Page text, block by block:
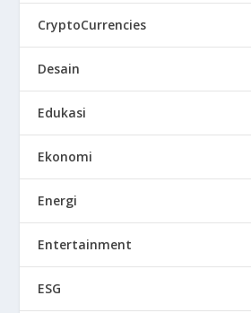
CryptoCurrencies
Desain
Edukasi
Ekonomi
Energi
Entertainment
ESG